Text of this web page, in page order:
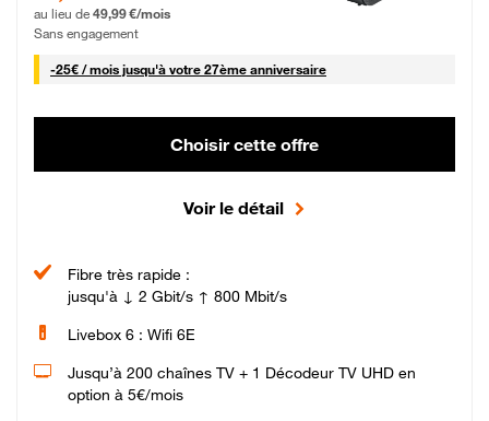
au lieu de 49,99 €/mois
Sans engagement
-25€ / mois25 € par mois
jusqu'à votre 27ème anniversaire
Choisir cette offre
Voir le détail
Fibre très rapide :
jusqu'à ↓ 2 Gbit/s ↑ 800 Mbit/s
Livebox 6 : Wifi 6E
Jusqu’à 200 chaînes TV + 1 Décodeur TV UHD en
option à 5€/mois